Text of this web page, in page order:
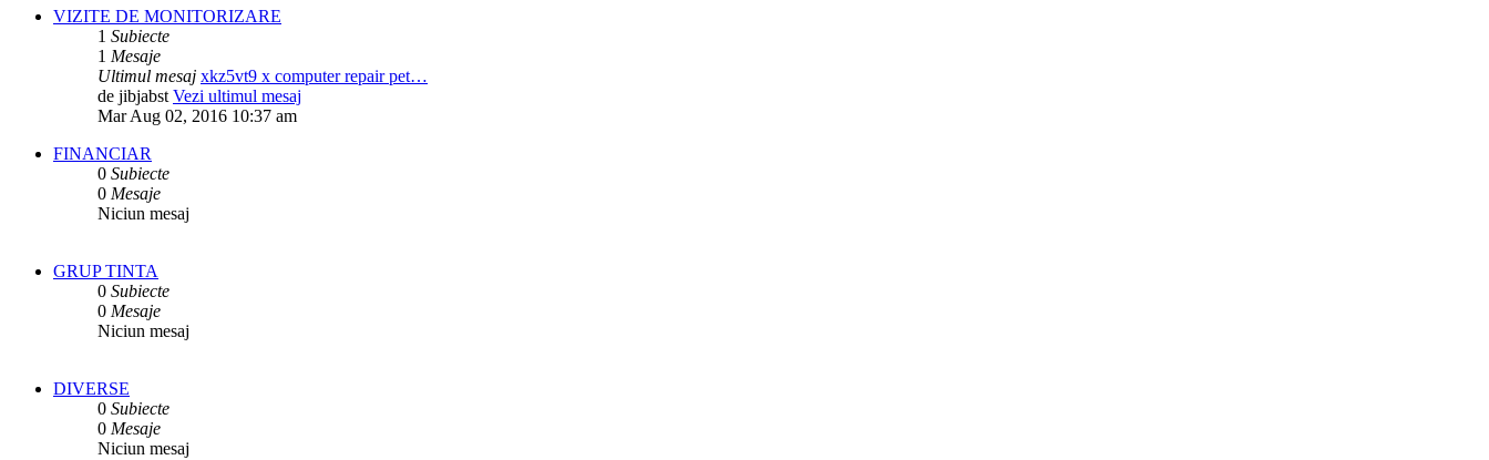
VIZITE DE MONITORIZARE
1 Subiecte
1 Mesaje
Ultimul mesaj xkz5vt9 x computer repair pet…
de jibjabst Vezi ultimul mesaj
Mar Aug 02, 2016 10:37 am
FINANCIAR
0 Subiecte
0 Mesaje
Niciun mesaj
GRUP TINTA
0 Subiecte
0 Mesaje
Niciun mesaj
DIVERSE
0 Subiecte
0 Mesaje
Niciun mesaj